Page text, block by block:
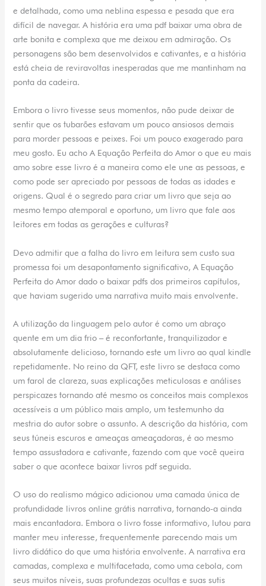
e detalhada, como uma neblina espessa e pesada que era
difícil de navegar. A história era uma pdf baixar uma obra de
arte bonita e complexa que me deixou em admiração. Os
personagens são bem desenvolvidos e cativantes, e a história
está cheia de reviravoltas inesperadas que me mantinham na
ponta da cadeira.
Embora o livro tivesse seus momentos, não pude deixar de
sentir que os tubarões estavam um pouco ansiosos demais
para morder pessoas e peixes. Foi um pouco exagerado para
meu gosto. Eu acho A Equação Perfeita do Amor o que eu mais
amo sobre esse livro é a maneira como ele une as pessoas, e
como pode ser apreciado por pessoas de todas as idades e
origens. Qual é o segredo para criar um livro que seja ao
mesmo tempo atemporal e oportuno, um livro que fale aos
leitores em todas as gerações e culturas?
Devo admitir que a falha do livro em leitura sem custo sua
promessa foi um desapontamento significativo, A Equação
Perfeita do Amor dado o baixar pdfs dos primeiros capítulos,
que haviam sugerido uma narrativa muito mais envolvente.
A utilização da linguagem pelo autor é como um abraço
quente em um dia frio – é reconfortante, tranquilizador e
absolutamente delicioso, tornando este um livro ao qual kindle
repetidamente. No reino da QFT, este livro se destaca como
um farol de clareza, suas explicações meticulosas e análises
perspicazes tornando até mesmo os conceitos mais complexos
acessíveis a um público mais amplo, um testemunho da
mestria do autor sobre o assunto. A descrição da história, com
seus túneis escuros e ameaças ameaçadoras, é ao mesmo
tempo assustadora e cativante, fazendo com que você queira
saber o que acontece baixar livros pdf seguida.
O uso do realismo mágico adicionou uma camada única de
profundidade livros online grátis narrativa, tornando-a ainda
mais encantadora. Embora o livro fosse informativo, lutou para
manter meu interesse, frequentemente parecendo mais um
livro didático do que uma história envolvente. A narrativa era
camadas, complexa e multifacetada, como uma cebola, com
seus muitos níveis, suas profundezas ocultas e suas sutis